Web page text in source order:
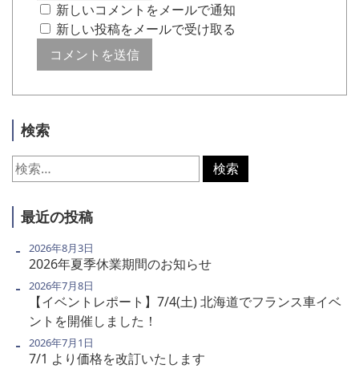
新しいコメントをメールで通知
新しい投稿をメールで受け取る
検索
検
索:
最近の投稿
2026年夏季休業期間のお知らせ
2026年8月3日
【イベントレポート】7/4(土) 北海道でフランス車イベ
ントを開催しました！
2026年7月8日
7/1 より価格を改訂いたします
2026年7月1日